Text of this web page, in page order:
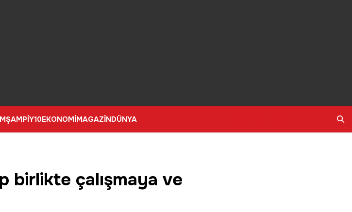
ŞAMPİY10EKONOMİMAGAZİNDÜNYA
birlikte çalışmaya ve